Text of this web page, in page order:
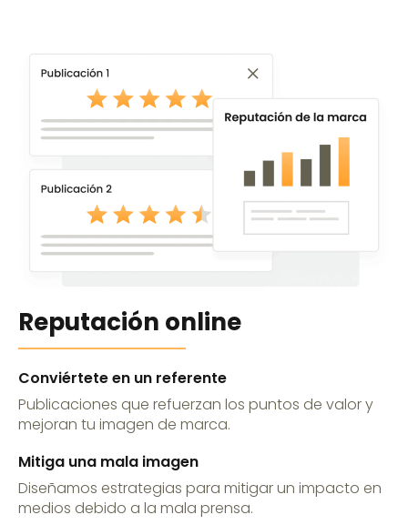
Reputación online
Conviértete en un referente
Publicaciones que refuerzan los puntos de valor y
mejoran tu imagen de marca.
Mitiga una mala imagen
Diseñamos estrategias para mitigar un impacto en
medios debido a la mala prensa.